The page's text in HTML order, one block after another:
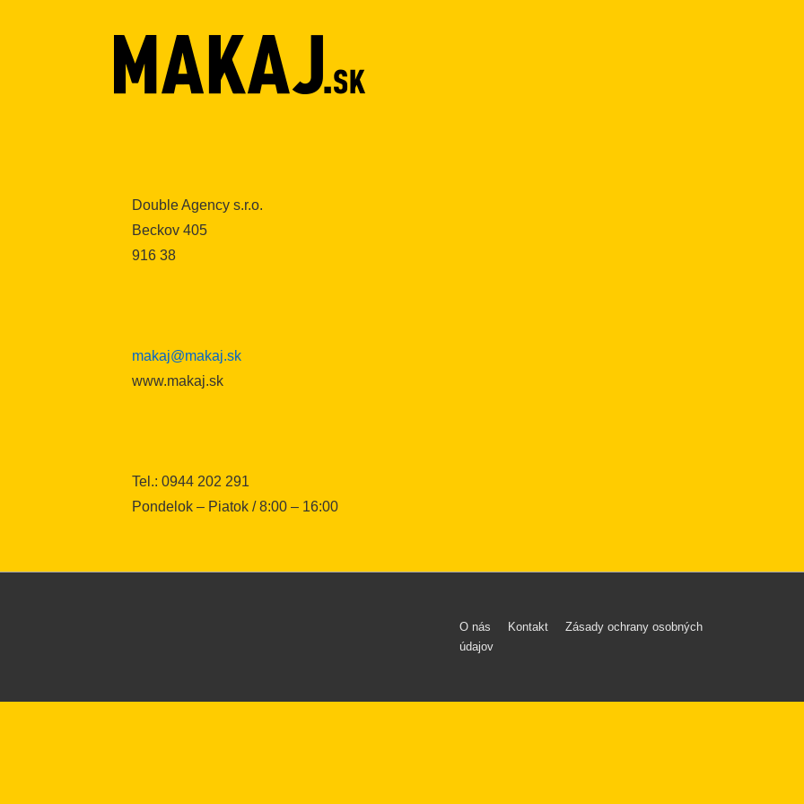
Double Agency s.r.o.
Beckov 405
916 38
makaj@makaj.sk
www.makaj.sk
Tel.: 0944 202 291
Pondelok – Piatok / 8:00 – 16:00
Menu
O nás Kontakt
Zásady ochrany osobných
údajov